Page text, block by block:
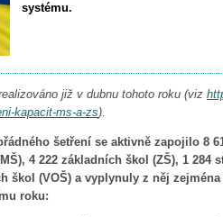
systému.
již v dubnu tohoto roku (viz
kapacit-ms-a-zs).
šetření se aktivně zapojilo 8
4 222 základních škol (ZŠ), 1 284
škol (VOŠ) a vyplynuly z něj
roku: